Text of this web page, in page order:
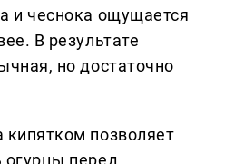
и чеснока ощущается
В результате
но достаточно
кипятком позволяет
огурцы перед